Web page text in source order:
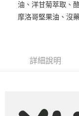
全家取貨付款
每筆NT$80，滿
每筆NT$9,999
油、洋甘菊萃取、
摩洛哥堅果油、沒
詳細說明